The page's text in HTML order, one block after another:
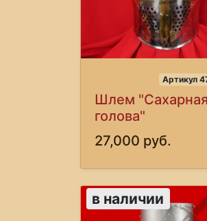
Артикул
Шлем "Сахарная
голова"
27,000 руб.
в наличии